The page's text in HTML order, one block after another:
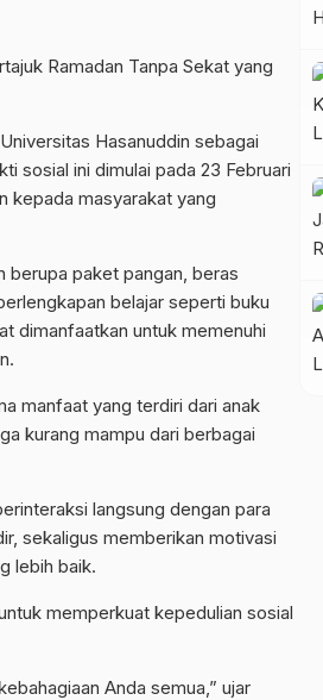
Ramadan Tanpa Sekat yang
Hasanuddin sebagai
sosial ini dimulai pada 23 Februari
kepada masyarakat yang
berupa paket pangan, beras
belajar seperti buku
dimanfaatkan untuk memenuhi
manfaat yang terdiri dari anak
kurang mampu dari berbagai
langsung dengan para
sekaligus memberikan motivasi
lebih baik.
memperkuat kepedulian sosial
Anda semua,” ujar